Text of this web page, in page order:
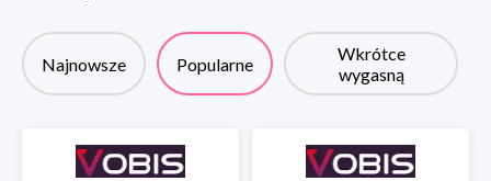
Najnowsze Popularne
Wkrótce
wygasną